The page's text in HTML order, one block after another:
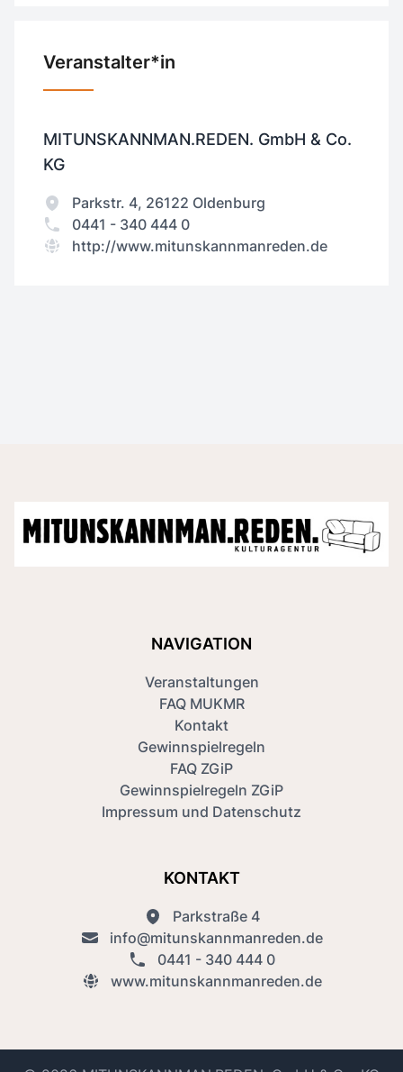
Veranstalter*in
MITUNSKANNMAN.REDEN. GmbH & Co.
KG
Parkstr. 4, 26122 Oldenburg
0441 - 340 444 0
http://www.mitunskannmanreden.de
NAVIGATION
Veranstaltungen
FAQ MUKMR
Kontakt
Gewinnspielregeln
FAQ ZGiP
Gewinnspielregeln ZGiP
Impressum und Datenschutz
KONTAKT
Parkstraße 4
info@mitunskannmanreden.de
0441 - 340 444 0
www.mitunskannmanreden.de